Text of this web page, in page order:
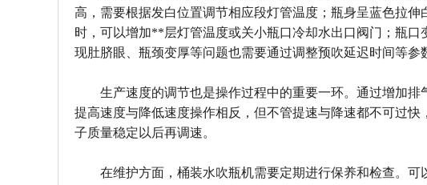
高，需要根据发白位置调节相应段灯管温度；瓶身呈蓝色拉
时，可以增加**层灯管温度或关小瓶口冷却水出口阀门；瓶
现肚脐眼、瓶颈变厚等问题也需要通过调整预吹延迟时间等参
生产速度的调节也是操作过程中的重要一环。通过增加
提高速度与降低速度操作相反，但不管提速与降速都不可过
子质量稳定以后再调速。
在维护方面，桶装水吹瓶机需要定期进行保养和检查。